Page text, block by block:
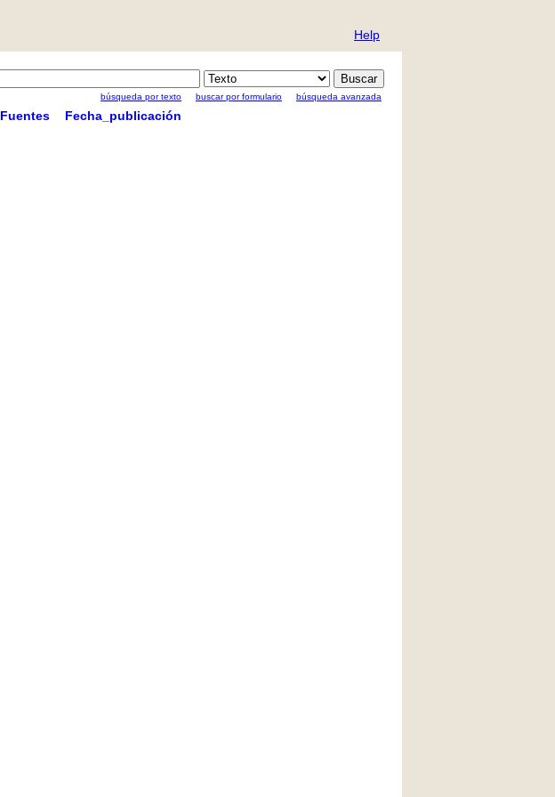
Help
búsqueda por texto buscar por formulario búsqueda avanzada
Fuentes Fecha_publicación